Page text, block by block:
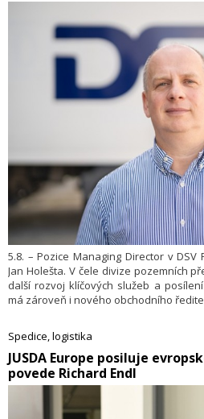
5.8. – Pozice Managing Director v DSV
Jan Holešta. V čele divize pozemních
další rozvoj klíčových služeb a
má zároveň i nového obchodního
Spedice, logistika
​JUSDA Europe posiluje
povede Richard Endl